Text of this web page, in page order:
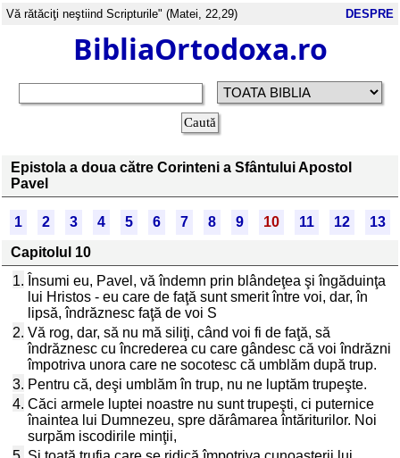
Vă rătăciţi neştiind Scripturile" (Matei, 22,29) DESPRE
BibliaOrtodoxa.ro
Epistola a doua către Corinteni a Sfântului Apostol
Pavel
1 2 3 4 5 6 7 8 9 10 11 12
13
Capitolul 10
1. Însumi eu, Pavel, vă îndemn prin blândeţea şi îngăduinţa
lui Hristos - eu care de faţă sunt smerit între voi, dar, în
lipsă, îndrăznesc faţă de voi S
2. Vă rog, dar, să nu mă siliţi, când voi fi de faţă, să
îndrăznesc cu încrederea cu care gândesc că voi îndrăzni
împotriva unora care ne socotesc că umblăm după trup.
3. Pentru că, deşi umblăm în trup, nu ne luptăm trupeşte.
4. Căci armele luptei noastre nu sunt trupeşti, ci puternice
înaintea lui Dumnezeu, spre dărâmarea întăriturilor. Noi
surpăm iscodirile minţii,